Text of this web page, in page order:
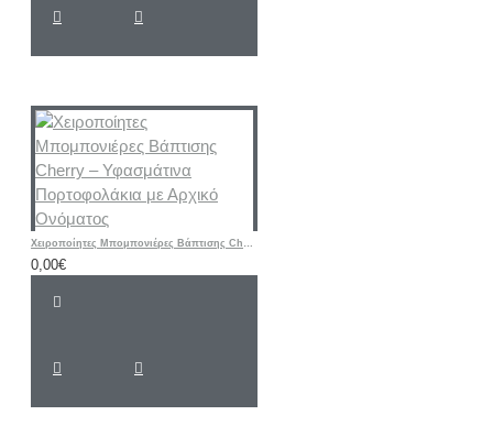
Χειροποίητες Μπομπονιέρες Βάπτισης Cherry – Υφασμάτινα Πορτοφολάκια με Αρχικό Ονόματος
0,00€